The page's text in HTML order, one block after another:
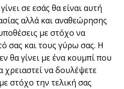
σε εσάς θα είναι αυτή
αλλά και αναθεώρησης
με στόχο να
σας και τους γύρω σας. Η
θα γίνει με ένα κουμπί που
χρειαστεί να δουλέψετε
στόχο την τελική σας